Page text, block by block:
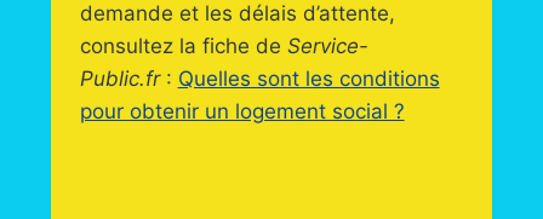
demande et les délais d’attente,
consultez la fiche de Service-
Public.fr: Quelles sont les conditions
pour obtenir un logement social ?